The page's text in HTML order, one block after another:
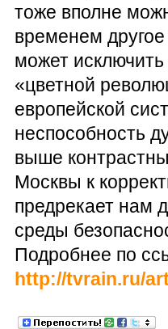
тоже вполне
временем
может
«цветной
европейской
неспособность
выше
Москвы к
предрекает нам
среды
Подробнее по
http://tvrain.ru/